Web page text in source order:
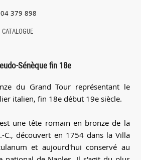
379 898
CATALOGUE
Sénèque fin 18e
du Grand Tour représentant le
italien, fin 18e début 19e siècle.
une tête romain en bronze de la
C., découvert en 1754 dans la Villa
et aujourd'hui conservé au